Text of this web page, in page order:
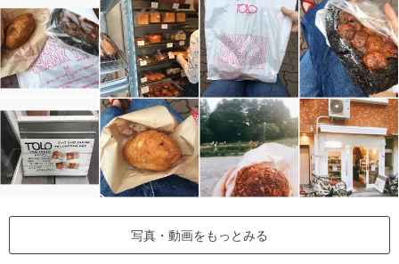
写真・動画をもっとみる